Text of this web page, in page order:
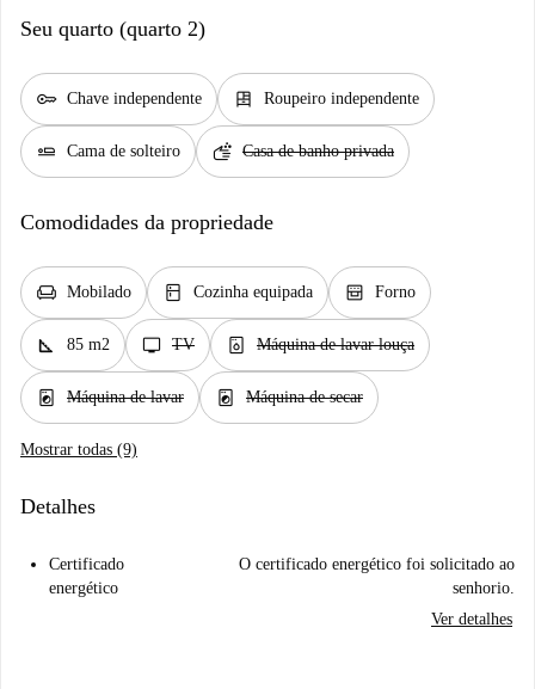
Seu quarto (quarto 2)
key Chave independente dresser Roupeiro independente
airline_seat_flat Cama de solteiro soap Casa de banho privada
Comodidades da propriedade
chair Mobilado kitchen Cozinha equipada oven_gen Forno
square_foot 85 m2 tv TV dishwasher_gen Máquina de lavar louça
local_laundry_service Máquina de lavar local_laundry_service Máquina de secar
Mostrar todas (9)
Detalhes
Certificado
energético
O certificado energético foi solicitado ao
senhorio.
Ver detalhes